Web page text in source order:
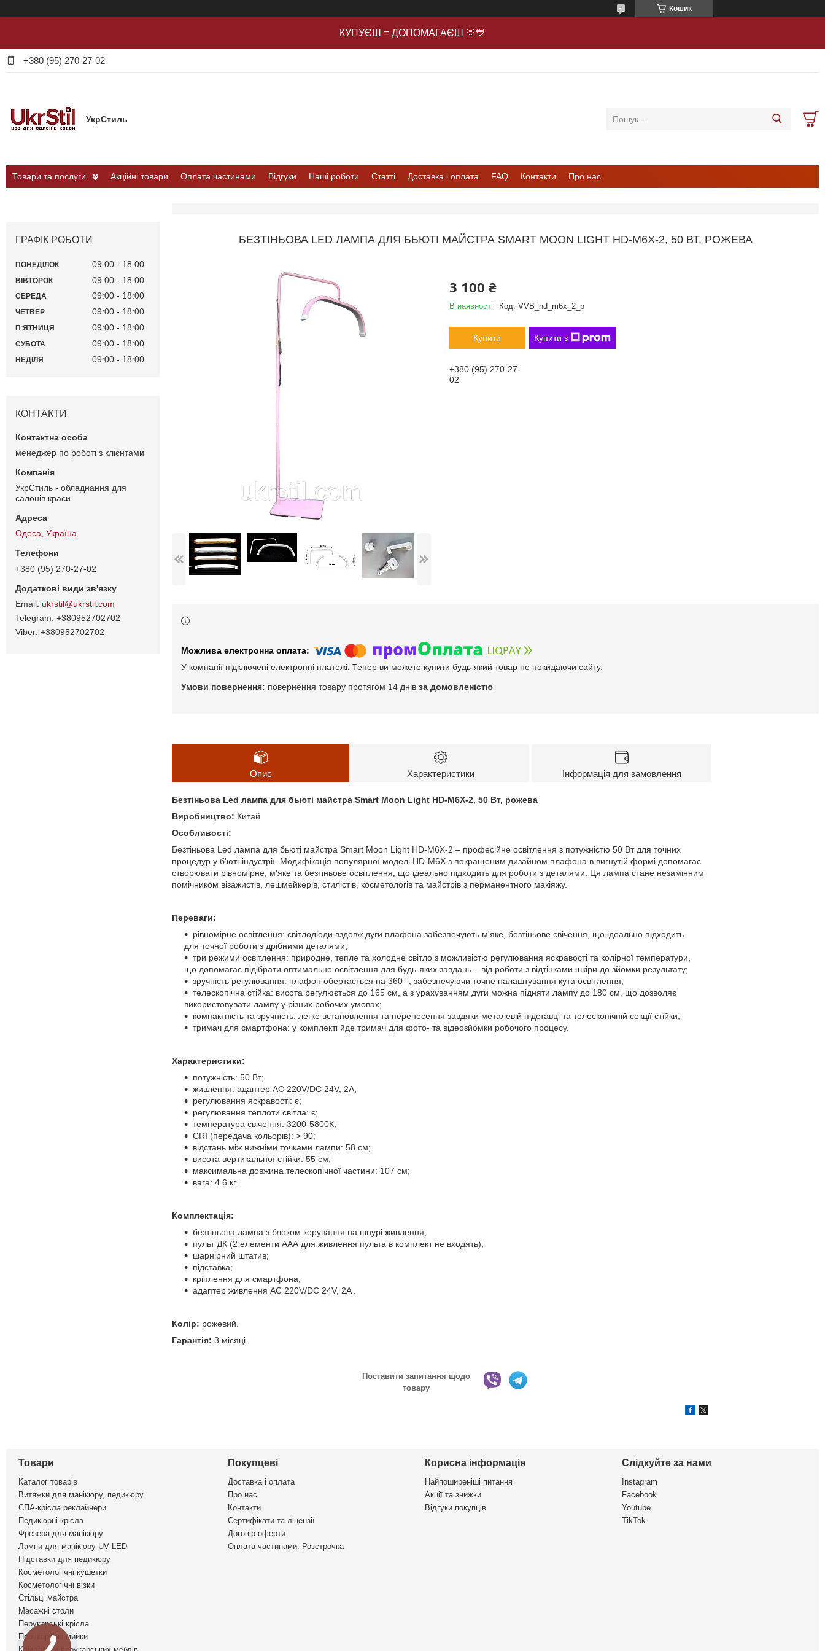
Кошик
КУПУЄШ = ДОПОМАГАЄШ 💛💙
+380 (95) 270-27-02
УкрСтиль
Товари та послуги Акційні товари Оплата частинами Відгуки Наші роботи Статті Доставка і оплата FAQ Контакти Про нас
БЕЗТІНЬОВА LED ЛАМПА ДЛЯ БЬЮТІ МАЙСТРА SMART MOON LIGHT HD-M6X-2, 50 ВТ, РОЖЕВА
3 100 ₴
В наявності Код: VVB_hd_m6x_2_p
Купити Купити з
+380 (95) 270-27-
02
У компанії підключені електронні платежі. Тепер ви можете купити будь-який товар не покидаючи сайту.
повернення товару протягом 14 днів за домовленістю
Опис Характеристики Інформація для замовлення
Безтіньова Led лампа для бьюті майстра Smart Moon Light HD-M6X-2, 50 Вт, рожева
Виробництво: Китай
Особливості:
Безтіньова Led лампа для бьюті майстра Smart Moon Light HD-M6X-2 – професійне освітлення з потужністю 50 Вт для точних
процедур у б'юті-індустрії. Модифікація популярної моделі HD-M6X з покращеним дизайном плафона в вигнутій формі допомагає
створювати рівномірне, м'яке та безтіньове освітлення, що ідеально підходить для роботи з деталями. Ця лампа стане незамінним
помічником візажистів, лешмейкерів, стилістів, косметологів та майстрів з перманентного макіяжу.
Переваги:
рівномірне освітлення: світлодіоди вздовж дуги плафона забезпечують м'яке, безтіньове свічення, що ідеально підходить
для точної роботи з дрібними деталями;
три режими освітлення: природне, тепле та холодне світло з можливістю регулювання яскравості та колірної температури,
що допомагає підібрати оптимальне освітлення для будь-яких завдань – від роботи з відтінками шкіри до зйомки результату;
зручність регулювання: плафон обертається на 360 °, забезпечуючи точне налаштування кута освітлення;
телескопічна стійка: висота регулюється до 165 см, а з урахуванням дуги можна підняти лампу до 180 см, що дозволяє
використовувати лампу у різних робочих умовах;
компактність та зручність: легке встановлення та перенесення завдяки металевій підставці та телескопічній секції стійки;
тримач для смартфона: у комплекті йде тримач для фото- та відеозйомки робочого процесу.
Характеристики:
потужність: 50 Вт;
живлення: адаптер AC 220V/DC 24V, 2A;
регулювання яскравості: є;
регулювання теплоти світла: є;
температура свічення: 3200-5800К;
CRI (передача кольорів): > 90;
відстань між нижніми точками лампи: 58 см;
висота вертикальної стійки: 55 см;
максимальна довжина телескопічної частини: 107 см;
вага: 4.6 кг.
Комплектація:
безтіньова лампа з блоком керування на шнурі живлення;
пульт ДК (2 елементи ААА для живлення пульта в комплект не входять);
шарнірний штатив;
підставка;
кріплення для смартфона;
адаптер живлення AC 220V/DC 24V, 2A .
Колір: рожевий.
Гарантія: 3 місяці.
Поставити запитання щодо
товару
ГРАФІК РОБОТИ
ПОНЕДІЛОК 09:00 18:00
ВІВТОРОК 09:00 18:00
СЕРЕДА 09:00 18:00
ЧЕТВЕР 09:00 18:00
ПʼЯТНИЦЯ 09:00 18:00
СУБОТА 09:00 18:00
НЕДІЛЯ 09:00 18:00
КОНТАКТИ
менеджер по роботі з клієнтами
УкрСтиль - обладнання для
салонів краси
Одеса, Україна
+380 (95) 270-27-02
ukrstil@ukrstil.com
+380952702702
+380952702702
Товари
Каталог товарів
Витяжки для манікюру, педикюру
СПА-крісла реклайнери
Педикюрні крісла
Фрезера для манікюру
Лампи для манікюру UV LED
Підставки для педикюру
Косметологічні кушетки
Косметологічні візки
Стільці майстра
Масажні столи
Перукарські крісла
Перукарські мийки
Покупцеві
Доставка і оплата
Про нас
Контакти
Сертифікати та ліцензії
Договір оферти
Оплата частинами. Розстрочка
Корисна інформація
Найпоширеніші питання
Акції та знижки
Відгуки покупців
Слідкуйте за нами
Instagram
Facebook
Youtube
TikTok